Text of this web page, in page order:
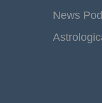
News